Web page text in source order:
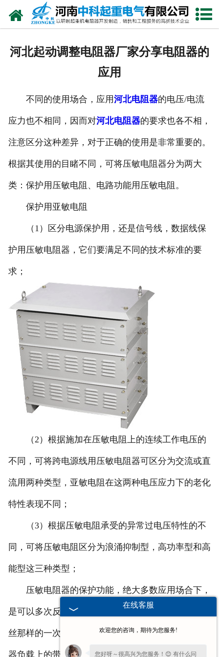
网站首页
公司风采
联系我们
河北起动调整电阻器厂家分享电阻器的
应用
不同的使用场合，应用河北电阻器的电压/电流
应力也不相同，因而对河北电阻器的要求也各不相，
注意区分这种差异，对于正确的使用是非常重要的。
根据其使用的目睹不同，可将压敏电阻器分为两大
类：保护用压敏电阻、电路功能用压敏电阻。
保护用亚敏电阻
（1）区分电源保护用，还是信号线，数据线保
护用压敏电阻器，它们要满足不同的技术标准的要
求；
（2）根据施加在压敏电阻上的连续工作电压的
不同，可将跨电源线用压敏电阻器可区分为交流或直
流用两种类型，亚敏电阻在这两种电压应力下的老化
特性表现不同；
（3）根据压敏电阻承受的异常过电压特性的不
同，可将压敏电阻区分为浪涌抑制型，高功率型和高
能型这三种类型；
压敏电阻器的保护功能，绝大多数应用场合下，
是可以多次反复作用的，但有时也将它做成电流保险
丝那样的一次性保护器件，例如并接在某些电流互感
器负载上的带短路接点压敏电阻。
在线客服
欢迎您的咨询，期待为您服务!
您好呀～很高兴为您服务！😊 有什么问